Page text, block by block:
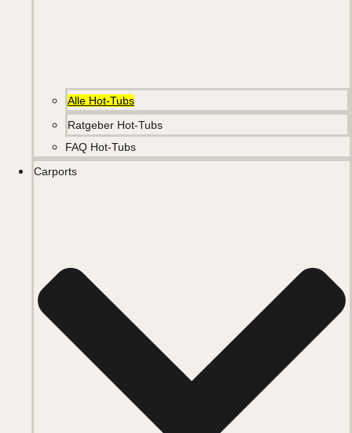
Alle Hot-Tubs
Ratgeber Hot-Tubs
FAQ Hot-Tubs
Carports